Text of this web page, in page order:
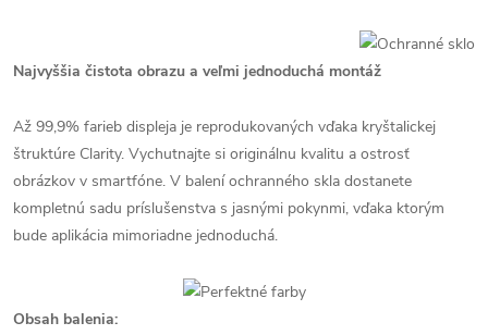
Najvyššia čistota obrazu a veľmi jednoduchá montáž
Až 99,9% farieb displeja je reprodukovaných vďaka kryštalickej
štruktúre Clarity. Vychutnajte si originálnu kvalitu a ostrosť
obrázkov v smartfóne. V balení ochranného skla dostanete
kompletnú sadu príslušenstva s jasnými pokynmi, vďaka ktorým
bude aplikácia mimoriadne jednoduchá.
Obsah balenia: